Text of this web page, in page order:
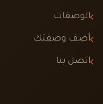
الوصفات
أضف وصفتك
اتصل بنا